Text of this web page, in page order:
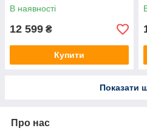
В наявності
12 599 ₴
Купити
Показати
Про нас